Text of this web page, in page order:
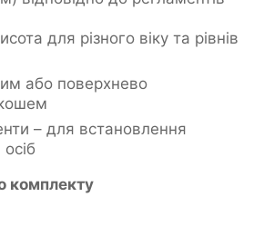
для різного віку та рівнів
або поверхнево
– для встановлення
осіб
комплекту